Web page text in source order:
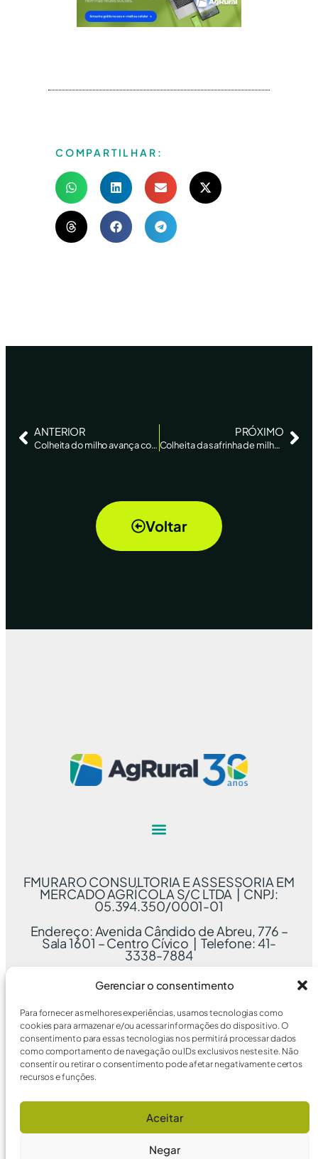
Gerenciar o consentimento
Para fornecer as melhores experiências, usamos tecnologias como
cookies para armazenar e/ou acessar informações do dispositivo. O
consentimento para essas tecnologias nos permitirá processar dados
como comportamento de navegação ou IDs exclusivos neste site. Não
consentir ou retirar o consentimento pode afetar negativamente certos
recursos e funções.
Aceitar
Negar
COMPARTILHAR:
ANTERIOR
Colheita do milho avança com safra recorde em MT e grandes perdas em GO, MG e SP
PRÓXIMO
Colheita da safrinha de milho atinge 4,4% no Centro-Sul, diz AgRural
Voltar
FMURARO CONSULTORIA E ASSESSORIA EM
MERCADO AGRÍCOLA S/C LTDA | CNPJ:
05.394.350/0001-01
Endereço: Avenida Cândido de Abreu, 776 –
Sala 1601 – Centro Cívico | Telefone: 41-
3338-7884